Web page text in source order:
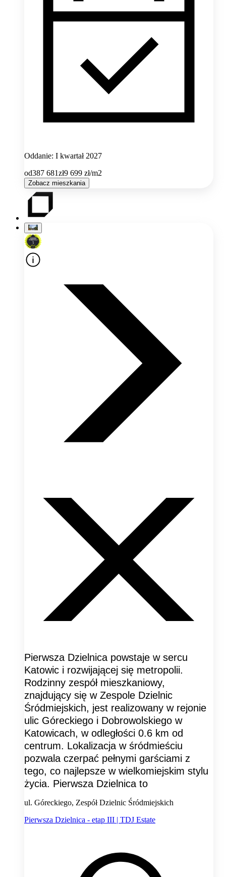
Oddanie: I kwartał 2027
od387 681zł9 699 zł/m2
Zobacz mieszkania
Pierwsza Dzielnica powstaje w sercu
Katowic i rozwijającej się metropolii.
Rodzinny zespół mieszkaniowy,
znajdujący się w Zespole Dzielnic
Śródmiejskich, jest realizowany w rejonie
ulic Góreckiego i Dobrowolskiego w
Katowicach, w odległości 0.6 km od
centrum. Lokalizacja w śródmieściu
pozwala czerpać pełnymi garściami z
tego, co najlepsze w wielkomiejskim stylu
życia. Pierwsza Dzielnica to
ul. Góreckiego, Zespół Dzielnic Śródmiejskich
Pierwsza Dzielnica - etap III | TDJ Estate